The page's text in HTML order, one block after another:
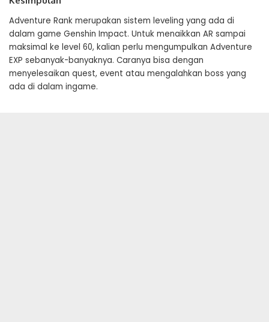
Adventure Rank merupakan sistem leveling yang ada di
dalam game Genshin Impact. Untuk menaikkan AR sampai
maksimal ke level 60, kalian perlu mengumpulkan Adventure
EXP sebanyak-banyaknya. Caranya bisa dengan
menyelesaikan quest, event atau mengalahkan boss yang
ada di dalam ingame.